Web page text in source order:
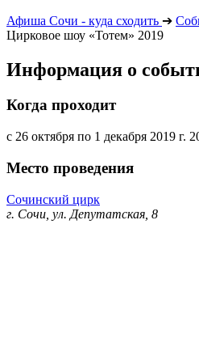
Афиша Сочи - куда сходить ➔
Цирковое шоу «Тотем» 2019
Информация о
Когда проходит
с 26 октября по 1 декабря 2019 г.
Место проведения
Сочинский цирк
г. Сочи, ул. Депутатская, 8